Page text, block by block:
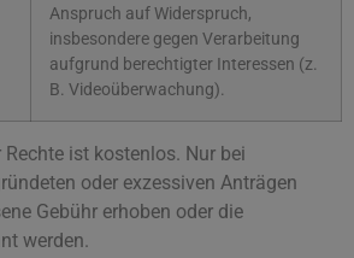
Anspruch auf Widerspruch,
insbesondere gegen Verarbeitung
aufgrund berechtigter Interessen (z.
B. Videoüberwachung).
ist kostenlos. Nur bei
oder exzessiven Anträgen
Gebühr erhoben oder die
werden.